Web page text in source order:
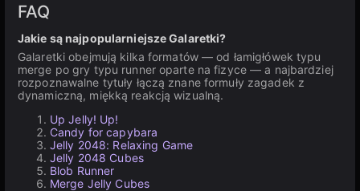
FAQ
Jakie są najpopularniejsze Galaretki?
Galaretki obejmują kilka formatów — od łamigłówek typu
merge po gry typu runner oparte na fizyce — a najbardziej
rozpoznawalne tytuły łączą znane formuły zagadek z
dynamiczną, miękką reakcją wizualną.
Up Jelly! Up!
Candy for capybara
Jelly 2048: Relaxing Game
Jelly 2048 Cubes
Blob Runner
Merge Jelly Cubes